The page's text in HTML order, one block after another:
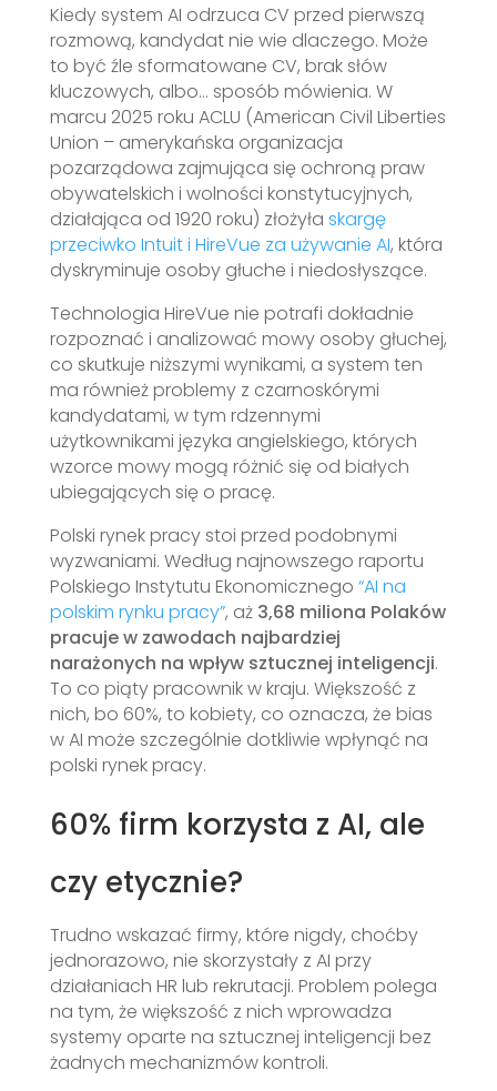
Kiedy system AI odrzuca CV przed pierwszą
rozmową, kandydat nie wie dlaczego. Może
to być źle sformatowane CV, brak słów
kluczowych, albo… sposób mówienia. W
marcu 2025 roku ACLU (American Civil Liberties
Union – amerykańska organizacja
pozarządowa zajmująca się ochroną praw
obywatelskich i wolności konstytucyjnych,
działająca od 1920 roku) złożyła skargę
przeciwko Intuit i HireVue za używanie AI, która
dyskryminuje osoby głuche i niedosłyszące.
Technologia HireVue nie potrafi dokładnie
rozpoznać i analizować mowy osoby głuchej,
co skutkuje niższymi wynikami, a system ten
ma również problemy z czarnoskórymi
kandydatami, w tym rdzennymi
użytkownikami języka angielskiego, których
wzorce mowy mogą różnić się od białych
ubiegających się o pracę.
Polski rynek pracy stoi przed podobnymi
wyzwaniami. Według najnowszego raportu
Polskiego Instytutu Ekonomicznego “AI na
polskim rynku pracy”, aż 3,68 miliona Polaków
pracuje w zawodach najbardziej
narażonych na wpływ sztucznej inteligencji.
To co piąty pracownik w kraju. Większość z
nich, bo 60%, to kobiety, co oznacza, że bias
w AI może szczególnie dotkliwie wpłynąć na
polski rynek pracy.
60% firm korzysta z AI, ale
czy etycznie?
Trudno wskazać firmy, które nigdy, choćby
jednorazowo, nie skorzystały z AI przy
działaniach HR lub rekrutacji. Problem polega
na tym, że większość z nich wprowadza
systemy oparte na sztucznej inteligencji bez
żadnych mechanizmów kontroli.